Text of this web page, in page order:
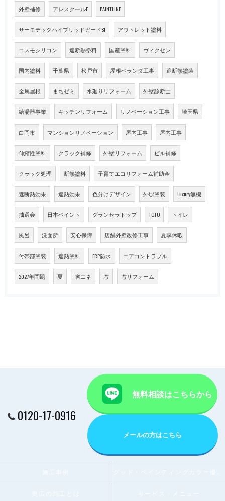
外壁補修 アレスクールF PAINTLINE
サーモテックハイブリッドガードSI アウトレット塗料
コスモシリコン 遮断熱塗料 国産塗料 ヴィクセン
国内塗料 千葉県 松戸市 屋根ベランダ工事 遮断熱塗装
金属屋根 まちゼミ 水廻りリフォーム 外壁診断士
給湯器事業 キッチンリフォーム リノベーション工事 埼玉県
白岡市 マンションリノベーション 屋内工事 屋内工事
伸縮性塗料 クラック補修 外壁リフォーム ビル補修
クラック処理 断熱塗料 子育てエコリフォーム補助金
遮断熱効果 遮熱効果 色分けデザイン 外塀塗装 Luxury無機
抽選会 日本ペイント グランセラトップ TOTO トイレ
風呂 洗面所 安心保障 店舗外壁改修工事 夏季休暇
付帯部塗装 遮熱塗料 FRP防水 エアコントラブル
2027年問題 夏 省エネ 窓 窓リフォーム
0120-17-0916
無料相談はこちらから
メールの方はこちら